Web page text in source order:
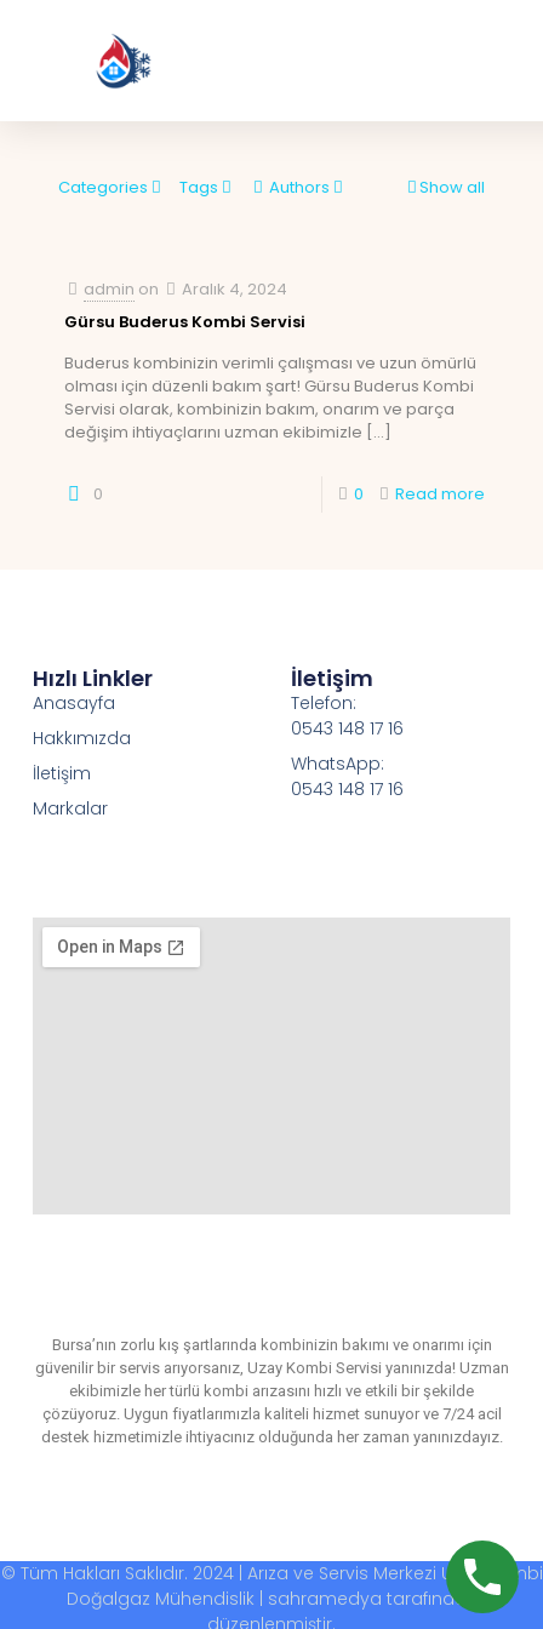
Categories Tags Authors Show all
admin on
Aralık 4, 2024
Gürsu Buderus Kombi Servisi
Buderus kombinizin verimli çalışması ve uzun ömürlü
olması için düzenli bakım şart! Gürsu Buderus Kombi
Servisi olarak, kombinizin bakım, onarım ve parça
değişim ihtiyaçlarını uzman ekibimizle […]
0 0 Read more
Bursa’nın zorlu kış şartlarında kombinizin bakımı ve onarımı için
güvenilir bir servis arıyorsanız, Uzay Kombi Servisi yanınızda! Uzman
ekibimizle her türlü kombi arızasını hızlı ve etkili bir şekilde
çözüyoruz. Uygun fiyatlarımızla kaliteli hizmet sunuyor ve 7/24 acil
destek hizmetimizle ihtiyacınız olduğunda her zaman yanınızdayız.
Hızlı Linkler
Anasayfa
Hakkımızda
İletişim
Markalar
İletişim
Telefon:
0543 148 17 16
WhatsApp:
0543 148 17 16
© Tüm Hakları Saklıdır. 2024 | Arıza ve Servis Merkezi Uzay Kombi
Doğalgaz Mühendislik | sahramedya tarafından